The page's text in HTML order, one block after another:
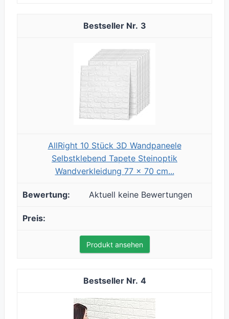
3
AllRight 10 Stück 3D Wandpaneele
Selbstklebend Tapete Steinoptik
Wandverkleidung 77 x 70 cm...
Aktuell keine Bewertungen
Produkt ansehen
4